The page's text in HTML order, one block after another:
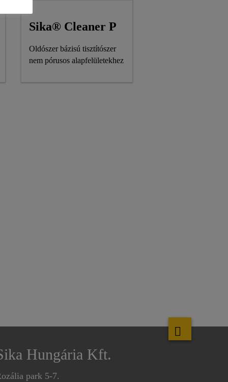
Sika® Cleaner P
Oldószer bázisú tisztítószer
nem pórusos alapfelületekhez
Hungária Kft.
park 5-7.